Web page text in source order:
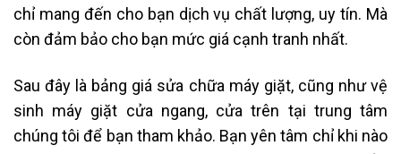
chỉ mang đến cho bạn dịch vụ chất lượng, uy tín. Mà
còn đảm bảo cho bạn mức giá cạnh tranh nhất.
Sau đây là bảng giá sửa chữa máy giặt, cũng như vệ
sinh máy giặt cửa ngang, cửa trên tại trung tâm
chúng tôi để bạn tham khảo. Bạn yên tâm chỉ khi nào